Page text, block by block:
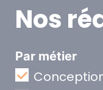
Nos
Par métier